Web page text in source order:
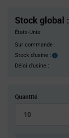
Stock global :
États-Unis:
Sur commande :
Stock d'usine :
Stock
Délai d'usine :
Quantité